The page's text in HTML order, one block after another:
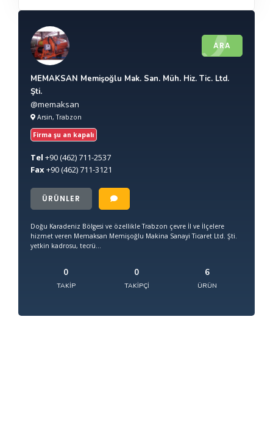
ARA
MEMAKSAN Memişoğlu Mak. San. Müh. Hiz. Tic. Ltd.
Şti.
@memaksan
Arsin, Trabzon
Firma şu an kapalı
Tel +90(462) 711-2537
Fax+90(462) 711-3121
ÜRÜNLER
Doğu Karadeniz Bölgesi ve özellikle Trabzon çevre İl ve İlçelere
hizmet veren Memaksan Memişoğlu Makina Sanayi Ticaret Ltd. Şti.
yetkin kadrosu, tecrü...
0
TAKIP
0
TAKIPÇI
6
ÜRÜN